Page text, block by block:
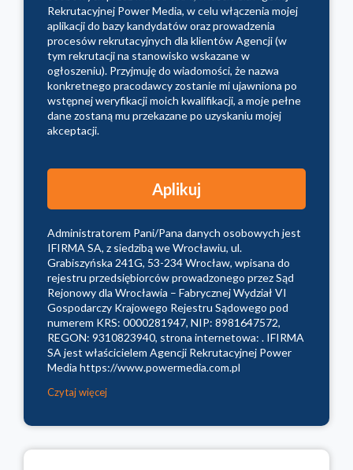
Rekrutacyjnej Power Media, w celu włączenia mojej
aplikacji do bazy kandydatów oraz prowadzenia
procesów rekrutacyjnych dla klientów Agencji (w
tym rekrutacji na stanowisko wskazane w
ogłoszeniu). Przyjmuję do wiadomości, że nazwa
konkretnego pracodawcy zostanie mi ujawniona po
wstępnej weryfikacji moich kwalifikacji, a moje pełne
dane zostaną mu przekazane po uzyskaniu mojej
akceptacji.
Administratorem Pani/Pana danych osobowych jest
IFIRMA SA, z siedzibą we Wrocławiu, ul.
Grabiszyńska 241G, 53-234 Wrocław, wpisana do
rejestru przedsiębiorców prowadzonego przez Sąd
Rejonowy dla Wrocławia – Fabrycznej Wydział VI
Gospodarczy Krajowego Rejestru Sądowego pod
numerem KRS: 0000281947, NIP: 8981647572,
REGON: 9310823940, strona internetowa: . IFIRMA
SA jest właścicielem Agencji Rekrutacyjnej Power
Media https://www.powermedia.com.pl
Czytaj więcej